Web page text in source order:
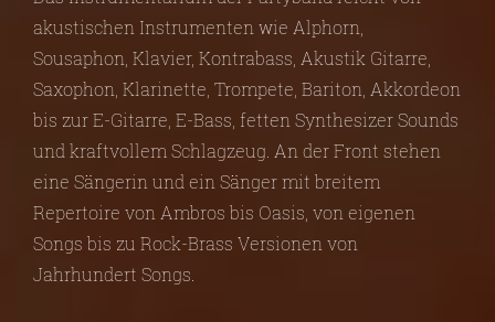
akustischen Instrumenten wie Alphorn,
Sousaphon, Klavier, Kontrabass, Akustik Gitarre,
Saxophon, Klarinette, Trompete, Bariton, Akkordeon
bis zur E-Gitarre, E-Bass, fetten Synthesizer Sounds
und kraftvollem Schlagzeug. An der Front stehen
eine Sängerin und ein Sänger mit breitem
Repertoire von Ambros bis Oasis, von eigenen
Songs bis zu Rock-Brass Versionen von
Jahrhundert Songs.